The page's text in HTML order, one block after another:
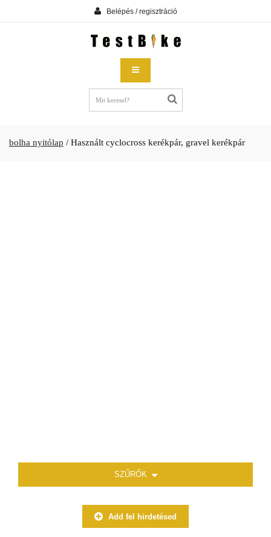
Belépés / regisztráció
bolha nyitólap / Használt cyclocross kerékpár, gravel kerékpár
SZŰRŐK
Add fel hirdetésed